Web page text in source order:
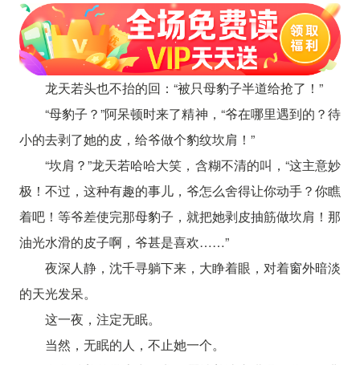
龙天若头也不抬的回：“被只母豹子半道给抢了！”
“母豹子？”阿呆顿时来了精神，“爷在哪里遇到的？待
小的去剥了她的皮，给爷做个豹纹坎肩！”
“坎肩？”龙天若哈哈大笑，含糊不清的叫，“这主意妙
极！不过，这种有趣的事儿，爷怎么舍得让你动手？你瞧
着吧！等爷差使完那母豹子，就把她剥皮抽筋做坎肩！那
油光水滑的皮子啊，爷甚是喜欢……”
夜深人静，沈千寻躺下来，大睁着眼，对着窗外暗淡
的天光发呆。
这一夜，注定无眠。
当然，无眠的人，不止她一个。